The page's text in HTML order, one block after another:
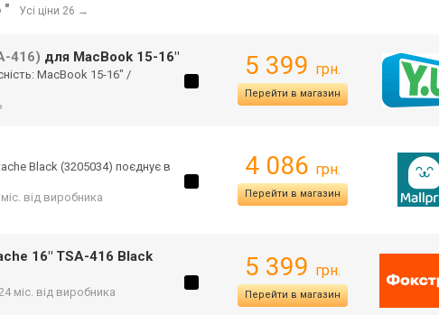
" Усі ціни 26 →
416) для MacBook 15-16"
MacBook 15-16" /
5 399 грн.
Перейти в магазин
Black (3205034) поєднує в
від виробника
4 086 грн.
Перейти в магазин
16" TSA-416 Black
міс. від виробника
5 399 грн.
Перейти в магазин